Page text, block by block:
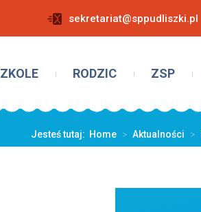
sekretariat@sppudliszki.pl
RODZIC ZSP
Jesteś tutaj: Home > Aktualności >